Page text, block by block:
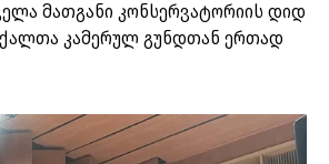
მათგანი კონსერვატორიის დიდ
კამერულ გუნდთან ერთად